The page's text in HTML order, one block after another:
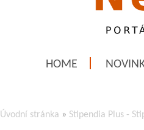
HOME
Úvodní stránka » Stipendia Plus -